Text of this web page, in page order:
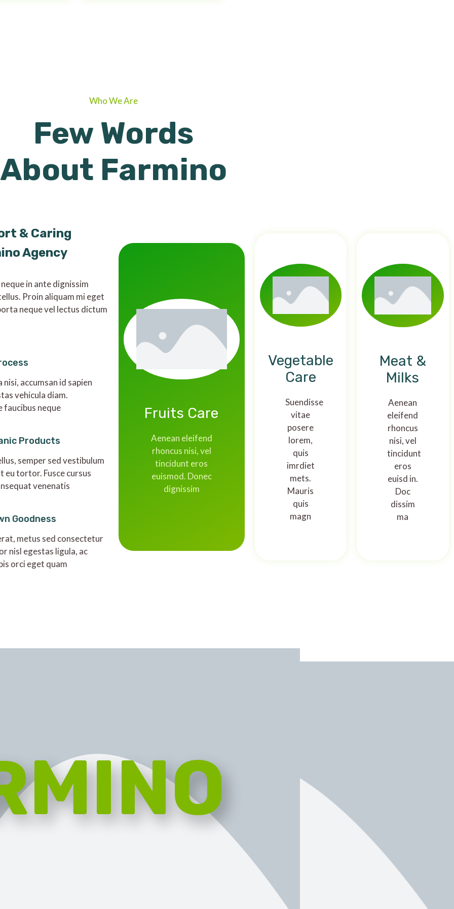
Who We Are
Few Words
About Farmino
& Caring
Agency
in ante dignissim
Proin aliquam mi eget
neque vel lectus dictum
nisi, accumsan id sapien
vehicula diam.
faucibus neque
Products
semper sed vestibulum
eu tortor. Fusce cursus
venenatis
Goodness
metus sed consectetur
nisl egestas ligula, ac
orci eget quam
Fruits Care
Aenean eleifend
rhoncus nisi, vel
tincidunt eros
euismod. Donec
dignissim
Vegetable
Care
Suendisse
vitae
posere
lorem,
quis
imrdiet
mets.
Mauris
quis
magn
Meat &
Milks
Aenean
eleifend
rhoncus
nisi, vel
tincidunt
eros
euisd in.
Doc
dissim
ma